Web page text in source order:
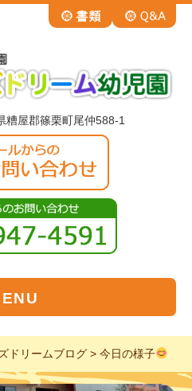
屋郡篠栗町尾仲588-1
ドリームブログ > 今日の様子